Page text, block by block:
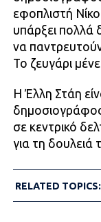
εφοπλιστή
υπάρξει πολλά
να
Το ζευγάρι
Η Έλλη Στάη
σε κεντρικό
για τη δουλειά
RELATED TOPICS: